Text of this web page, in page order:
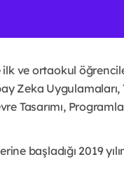
ilk ve ortaokul
Zeka
Tasarımı,
başladığı 2019